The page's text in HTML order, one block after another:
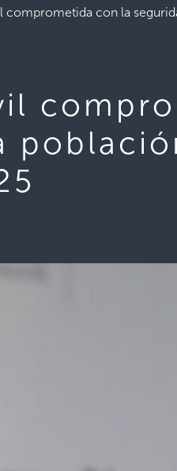
con la